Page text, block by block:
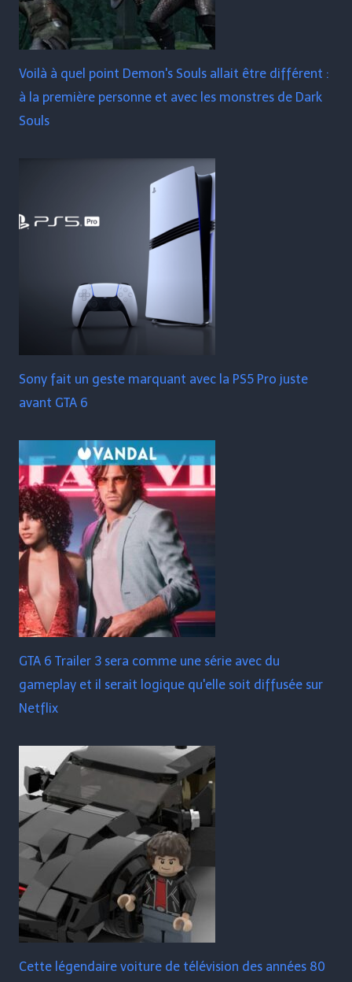
Voilà à quel point Demon's Souls allait être différent :
à la première personne et avec les monstres de Dark
Souls
Sony fait un geste marquant avec la PS5 Pro juste
avant GTA 6
GTA 6 Trailer 3 sera comme une série avec du
gameplay et il serait logique qu'elle soit diffusée sur
Netflix
Cette légendaire voiture de télévision des années 80